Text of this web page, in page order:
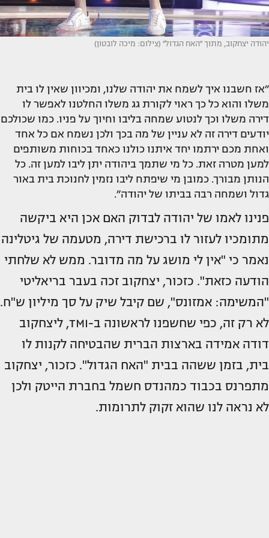
יהודה יצחקוב, מתוך ''האח הגדול'' (צילום: מיכה לובטון)
״אז חשבנו איך לשמח את יהודה שלנו, ומכיוון שאין לו בית
משלו והוא כל כך ראוי לקורת גג משלו החלטנו לאפשר לו
דירה משלו וכך לנטוע שמחה בליבו וחיוך על פניו. כמו שכולכם
יודעים דירה זה לא עניין של מה בכך ולכן נשמח אם כל אחד
ואחת מכם ירתמו יחד איתנו כולנו כאחד בכוחות משותפים
למען מטרה זאת. כל מי שתמך ביהודה יתן ליבו למען זה. כל
הנותן מבורך. כמובן מי שיפתח ליבו נזמין לחנוכת בית באור
גדול ושמחה רבה בביתו של יהודה״.
פנינו לאמו של יהודה לבדוק האם אכן היא ביקשה
מתומכיו לעזור לו ברכישת דירה, מטעמה של גיטלינה
נאמר כי "אין לי מושג על מה מדובר. ממש לא שלחתי
הודעה כזאת". כזכור, יצחקוב זכה בעבר בריאליטי
"המשימה: אמזונס", שם קיבל שיק על סך מיליון ש"ח.
לא רק זה, כפי שחשפנו לראשונה ב-TMI, ליצחקוב
דודה אמידה בארצות הברית שהבטיחה לקנות לו
בית, בזמן ששהה בבית "האח הגדול". כזכור, יצחקוב
מתפרנס בכבוד כמהנדס חשמל בחברת הייטק ולכן
לא נראה לנו שהוא זקוק לתרומות.